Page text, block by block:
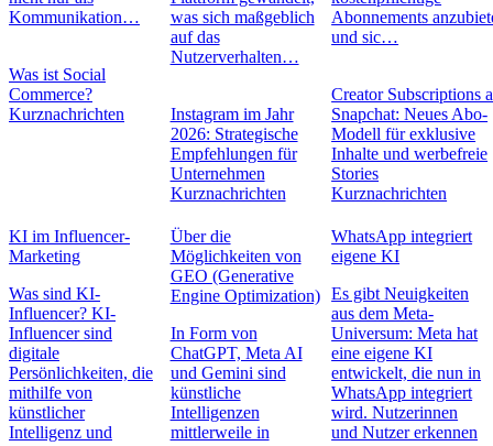
Kommunikation…
Was ist Social
Commerce?
Kurznachrichten
was sich maßgeblich
auf das
Nutzerverhalten…
Instagram im Jahr
2026: Strategische
Empfehlungen für
Unternehmen
Kurznachrichten
Abonnements
und sic…
Creator Subscriptions
Snapchat: Neues Abo-
Modell für exklusive
Inhalte und werbefreie
Stories
Kurznachrichten
KI im Influencer-
Marketing
Was sind KI-
Influencer? KI-
Influencer sind
digitale
Persönlichkeiten, die
mithilfe von
künstlicher
Intelligenz und
Über die
Möglichkeiten von
GEO (Generative
Engine Optimization)
In Form von
ChatGPT, Meta AI
und Gemini sind
künstliche
Intelligenzen
mittlerweile in
WhatsApp integriert
eigene KI
Es gibt Neuigkeiten
aus dem Meta-
Universum: Meta hat
eine eigene KI
entwickelt, die nun in
WhatsApp integriert
wird. Nutzerinnen
und Nutzer erkennen